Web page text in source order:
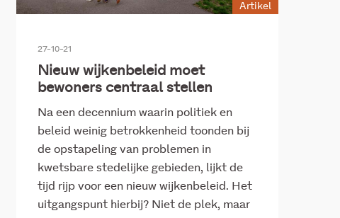
Artikel
27-10-21
Nieuw wijkenbeleid moet
bewoners centraal stellen
Na een decennium waarin politiek en
beleid weinig betrokkenheid toonden bij
de opstapeling van problemen in
kwetsbare stedelijke gebieden, lijkt de
tijd rijp voor een nieuw wijkenbeleid. Het
uitgangspunt hierbij? Niet de plek, maar